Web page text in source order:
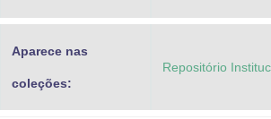
Aparece nas
coleções:
Repositório